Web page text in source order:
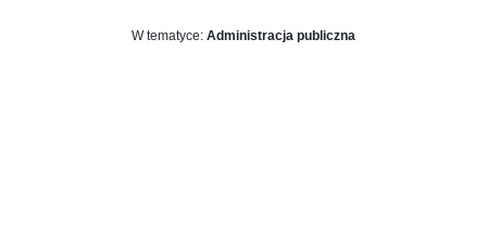
W tematyce: Administracja publiczna